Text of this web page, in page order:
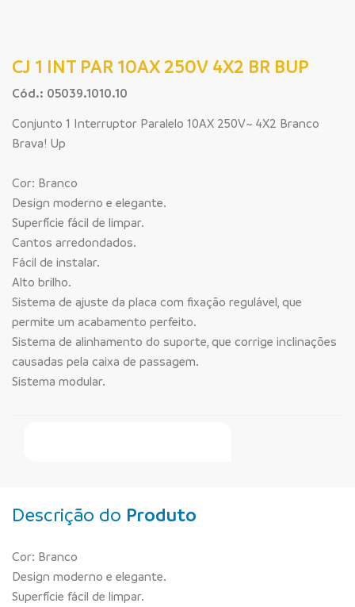
CJ 1 INT PAR 10AX 250V 4X2 BR BUP
Cód.: 05039.1010.10
Conjunto 1 Interruptor Paralelo 10AX 250V~ 4X2 Branco
Brava! Up
Cor: Branco
Design moderno e elegante.
Superfície fácil de limpar.
Cantos arredondados.
Fácil de instalar.
Alto brilho.
Sistema de ajuste da placa com fixação regulável, que
permite um acabamento perfeito.
Sistema de alinhamento do suporte, que corrige inclinações
causadas pela caixa de passagem.
Sistema modular.
Descrição do Produto
Cor: Branco
Design moderno e elegante.
Superfície fácil de limpar.